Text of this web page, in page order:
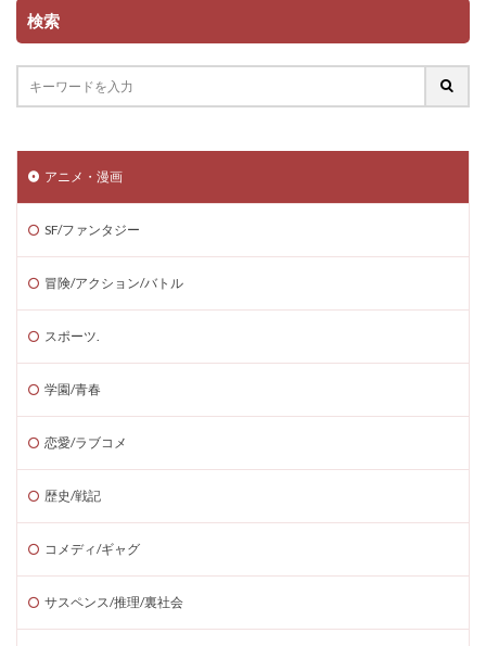
検索
アニメ・漫画
SF/ファンタジー
冒険/アクション/バトル
スポーツ.
学園/青春
恋愛/ラブコメ
歴史/戦記
コメディ/ギャグ
サスペンス/推理/裏社会